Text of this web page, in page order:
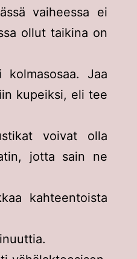
vaiheessa ei
ollut taikina on
Jaa
kupeiksi, eli tee
voivat olla
jotta sain ne
kahteentoista